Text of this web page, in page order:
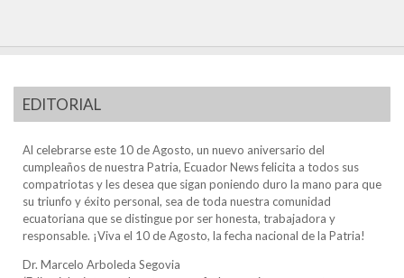
EDITORIAL
Al celebrarse este 10 de Agosto, un nuevo aniversario del
cumpleaños de nuestra Patria, Ecuador News felicita a todos sus
compatriotas y les desea que sigan poniendo duro la mano para que
su triunfo y éxito personal, sea de toda nuestra comunidad
ecuatoriana que se distingue por ser honesta, trabajadora y
responsable. ¡Viva el 10 de Agosto, la fecha nacional de la Patria!
Dr. Marcelo Arboleda Segovia